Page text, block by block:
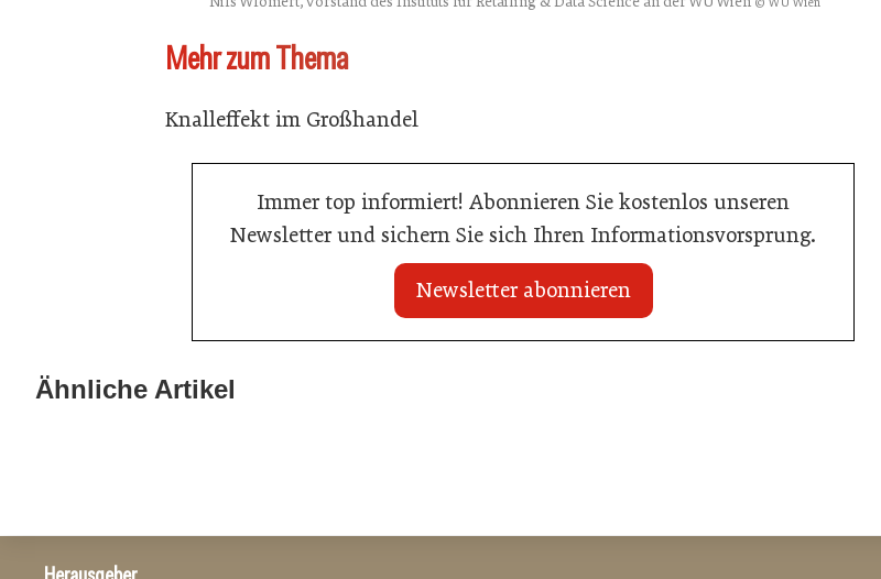
Mehr zum Thema
Knalleffekt im Großhandel
Immer top informiert! Abonnieren Sie kostenlos unseren
Newsletter und sichern Sie sich Ihren Informationsvorsprung.
Newsletter abonnieren
Ähnliche Artikel
Metro Österreich: Wechsel in der